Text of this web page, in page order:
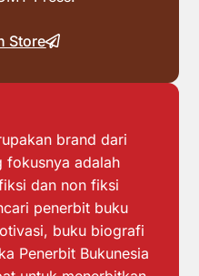
Store
brand dari
fokusnya adalah
dan non fiksi
penerbit buku
buku biografi
Penerbit Bukunesia